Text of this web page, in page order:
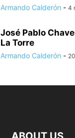
Armando Calderón - 4
José Pablo
La Torre
Armando Calderón -